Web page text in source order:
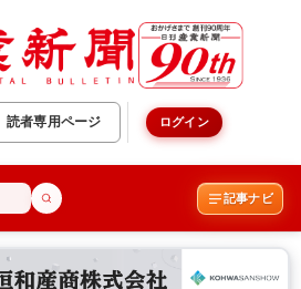
読者専用ページ ログイン
記事ナビ